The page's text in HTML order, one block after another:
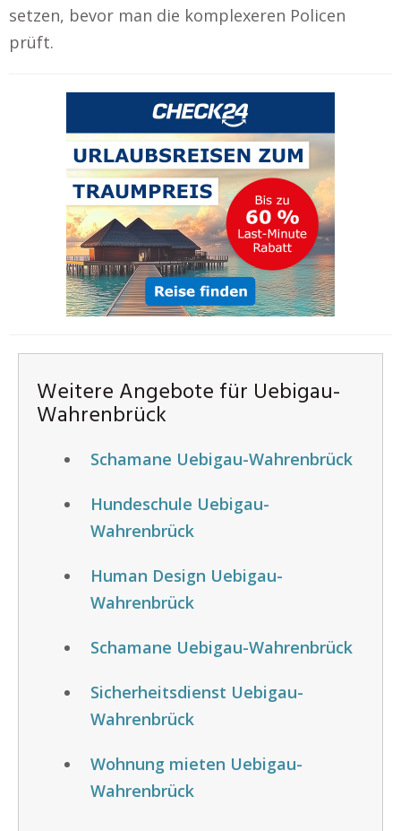
setzen, bevor man die komplexeren Policen
prüft.
Weitere Angebote für Uebigau-
Wahrenbrück
Schamane Uebigau-Wahrenbrück
Hundeschule Uebigau-
Wahrenbrück
Human Design Uebigau-
Wahrenbrück
Schamane Uebigau-Wahrenbrück
Sicherheitsdienst Uebigau-
Wahrenbrück
Wohnung mieten Uebigau-
Wahrenbrück